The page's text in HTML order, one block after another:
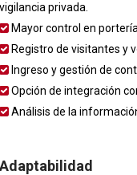
vigilancia privada.
Mayor control en
Registro de visitantes y
Ingreso y gestión de
Opción de integración
Análisis de la
Adaptabilidad